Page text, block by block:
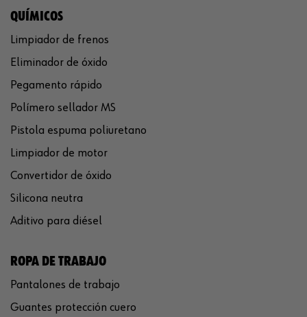
QUÍMICOS
Limpiador de frenos
Eliminador de óxido
Pegamento rápido
Polímero sellador MS
Pistola espuma poliuretano
Limpiador de motor
Convertidor de óxido
Silicona neutra
Aditivo para diésel
ROPA DE TRABAJO
Pantalones de trabajo
Guantes protección cuero